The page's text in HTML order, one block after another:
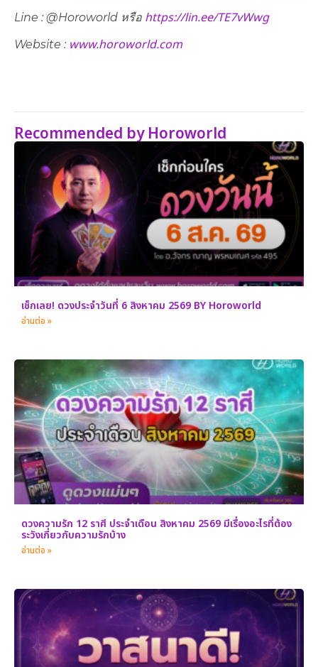
Line : @Horoworld หรือ https://lin.ee/TE7vWwg
Website : www.horoworld.com
Recommended by Horoworld
เช็กเลย! ดวงประจำวันที่ 6 สิงหาคม 2569 BY Horoworld
อ่านต่อ »
ดวงความรัก 12 ราศี ประจำเดือน สิงหาคม 2569 มีเรื่องอะไรที่ต้อง
ระวังเกี่ยวกับความรักบ้าง
อ่านต่อ »